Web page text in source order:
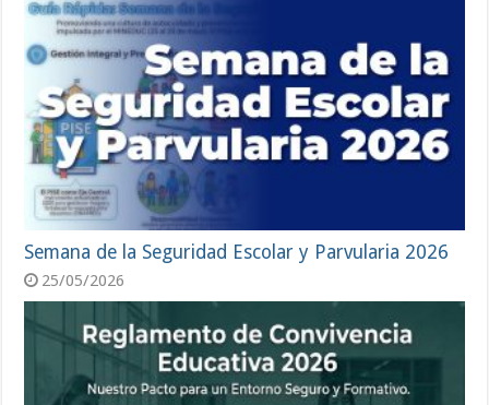
Semana de la Seguridad Escolar y Parvularia 2026
25/05/2026